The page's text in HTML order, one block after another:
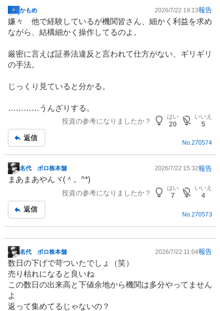
掲
示
板
事
かもめ 2026/7/22 19:13報告
嫌々 他で経験しているが機関皆さん、細かく利益を求め
ながら、結構細かく操作してるのよ。
厳密に言えば証券法違反と言われて仕方がない、ギリギリ
の手法。
じっくり見ていると分かる。
…………うんざりする。
投資の参考になりましたか？
はい
20
いいえ
5
返信
No.270574
掲
示
事
名代 ボロ株本舗 2026/7/22 15:32報告
まあまあやんヾ(＾。^*)
投資の参考になりましたか？
はい
7
いいえ
4
返信
No. 270573
掲
示
板
記
事
名代 ボロ株本舗 2026/7/22 11:04報告
数日の下げで苛ついたでしょ（笑）
売り枯れになると良いね
この数日の出来高と下値余地から機関は多分やってません
よ
返って集めてるじゃないの？